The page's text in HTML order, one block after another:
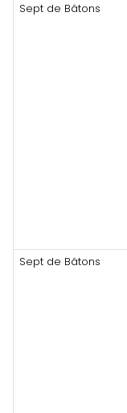
Sept de Bâtons
Sept de Bâtons